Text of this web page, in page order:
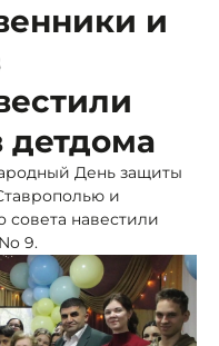
и
детдома
День защиты
и
совета навестили
9.